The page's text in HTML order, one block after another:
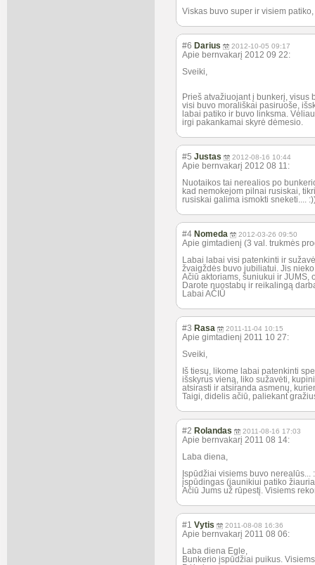
Viskas buvo super ir visiem
#6 Darius 2012-10-05 09:17
Apie bernvakarį 2012 09 22:
Sveiki,
Prieš atvažiuojant į bunkerį, visus
visi buvo morališkai pasiruoše,
labai patiko ir buvo linksma.
irgi pakankamai skyrė dėmesio.
#5 Justas 2012-08-16 10:44
Apie bernvakarį 2012 08 11:
Nuotaikos tai nerealios po
kad nemokejom pilnai rusiskai,
rusiskai galima ismokti sneketi....
#4 Nomeda 2012-03-26 09:50
Apie gimtadienį (3 val. trukmės
Labai labai visi patenkinti ir
žvaigždės buvo jubiliatui. Jis
Ačiū aktoriams, šuniukui ir JUMS,
Darote nuostabų ir reikalingą
Labai AČIŪ
#3 Rasa 2011-11-04 10:15
Apie gimtadienį 2011 10 27:
Sveiki,
Iš tiesų, likome labai patenkinti
išskyrus vieną, liko sužavėti,
atsirasti ir atsiranda asmenų,
Taigi, didelis ačiū, paliekant
#2 Rolandas 2011-08-16 17:03
Apie bernvakarį 2011 08 14:
Laba diena,
Įspūdžiai visiems buvo
įspūdingas (jaunikiui patiko
Ačiū Jums už rūpestį. Visiems
#1 Vytis 2011-08-08 16:36
Apie bernvakarį 2011 08 06:
Laba diena Egle,
Bunkerio įspūdžiai puikus.